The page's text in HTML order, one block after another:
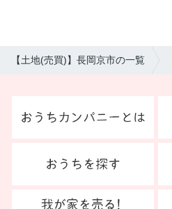
【土地(売買)】長岡京市の一覧